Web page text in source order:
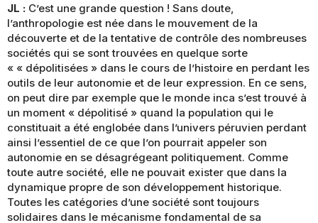
JL : C’est une grande question ! Sans doute,
l’anthropologie est née dans le mouvement de la
découverte et de la tentative de contrôle des nombreuses
sociétés qui se sont trouvées en quelque sorte
« « dépolitisées » dans le cours de l’histoire en perdant les
outils de leur autonomie et de leur expression. En ce sens,
on peut dire par exemple que le monde inca s’est trouvé à
un moment « dépolitisé » quand la population qui le
constituait a été englobée dans l’univers péruvien perdant
ainsi l’essentiel de ce que l’on pourrait appeler son
autonomie en se désagrégeant politiquement. Comme
toute autre société, elle ne pouvait exister que dans la
dynamique propre de son développement historique.
Toutes les catégories d’une société sont toujours
solidaires dans le mécanisme fondamental de sa